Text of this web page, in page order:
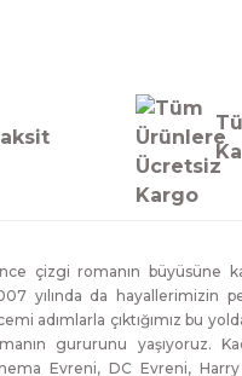
çizgi romanın büyüsüne
yılında da hayallerimizin
adımlarla çıktığımız bu
gururunu yaşıyoruz.
Evreni, DC Evreni,